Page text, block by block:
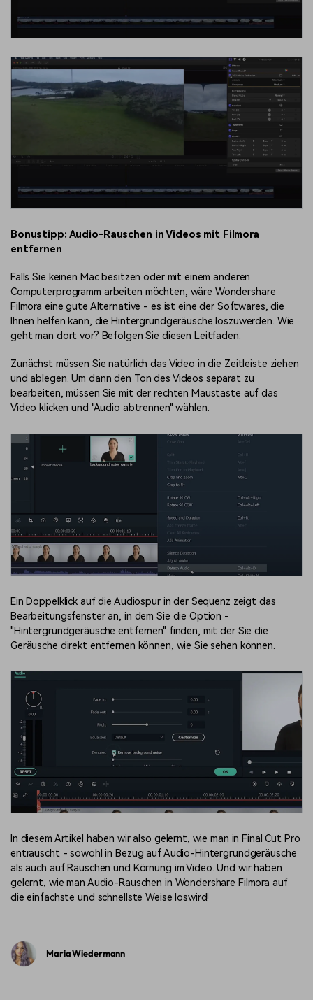
Bonustipp: Audio-Rauschen in Videos mit Filmora
entfernen
Falls Sie keinen Mac besitzen oder mit einem anderen
Computerprogramm arbeiten möchten, wäre Wondershare
Filmora eine gute Alternative - es ist eine der Softwares, die
Ihnen helfen kann, die Hintergrundgeräusche loszuwerden. Wie
geht man dort vor? Befolgen Sie diesen Leitfaden:
Zunächst müssen Sie natürlich das Video in die Zeitleiste ziehen
und ablegen. Um dann den Ton des Videos separat zu
bearbeiten, müssen Sie mit der rechten Maustaste auf das
Video klicken und "Audio abtrennen" wählen.
Ein Doppelklick auf die Audiospur in der Sequenz zeigt das
Bearbeitungsfenster an, in dem Sie die Option -
"Hintergrundgeräusche entfernen" finden, mit der Sie die
Geräusche direkt entfernen können, wie Sie sehen können.
In diesem Artikel haben wir also gelernt, wie man in Final Cut Pro
entrauscht - sowohl in Bezug auf Audio-Hintergrundgeräusche
als auch auf Rauschen und Körnung im Video. Und wir haben
gelernt, wie man Audio-Rauschen in Wondershare Filmora auf
die einfachste und schnellste Weise loswird!
Maria Wiedermann